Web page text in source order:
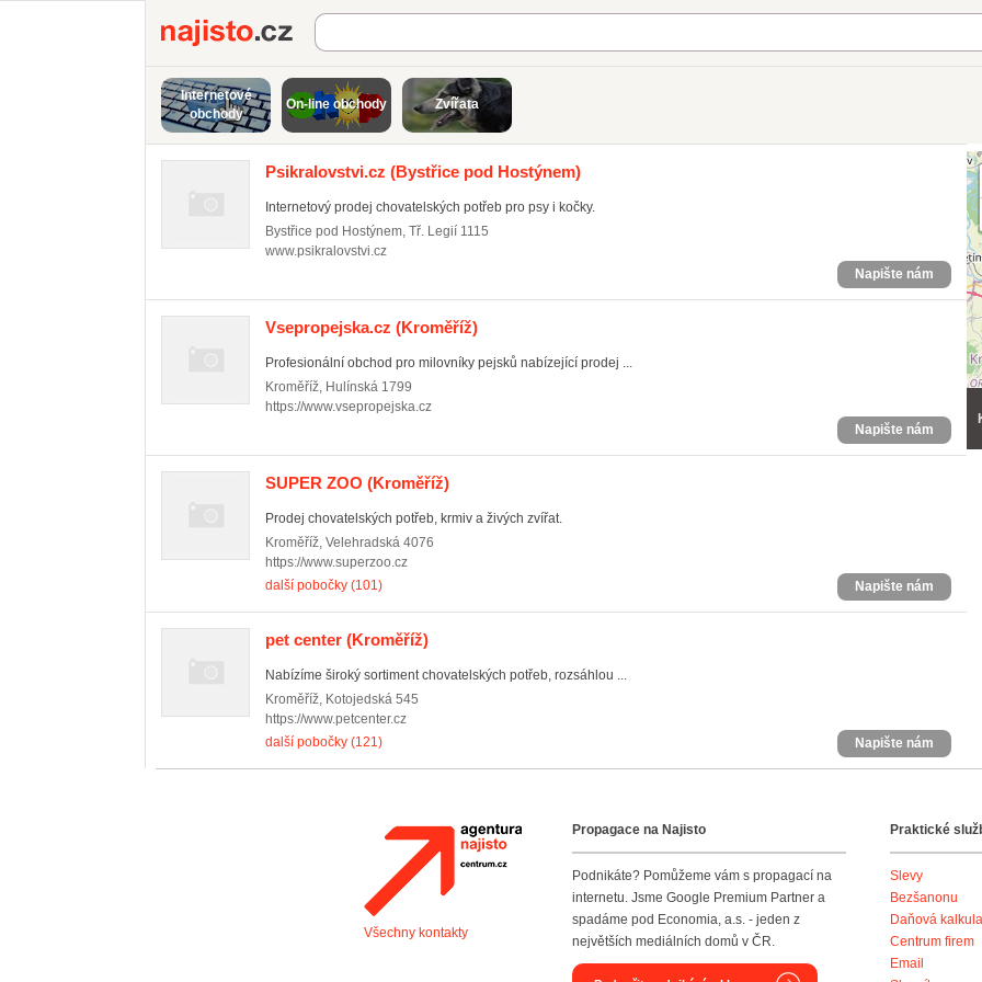
Najisto.cz
Internetové
obchody
On-line obchody Zvířata
Psikralovstvi.cz (Bystřice pod Hostýnem)
Internetový prodej chovatelských potřeb pro psy i kočky.
Bystřice pod Hostýnem, Tř. Legií 1115
www.psikralovstvi.cz
Napište nám
Vsepropejska.cz (Kroměříž)
Profesionální obchod pro milovníky pejsků nabízející prodej ...
Kroměříž, Hulínská 1799
https://www.vsepropejska.cz
Napište nám
SUPER ZOO (Kroměříž)
Prodej chovatelských potřeb, krmiv a živých zvířat.
Kroměříž, Velehradská 4076
https://www.superzoo.cz
další pobočky (101)
Napište nám
pet center (Kroměříž)
Nabízíme široký sortiment chovatelských potřeb, rozsáhlou ...
Kroměříž, Kotojedská 545
https://www.petcenter.cz
další pobočky (121)
Napište nám
Agentura Najisto
Všechny kontakty
Propagace na Najisto
Podnikáte? Pomůžeme vám s propagací na
internetu. Jsme Google Premium Partner a
spadáme pod Economia, a.s. - jeden z
největších mediálních domů v ČR.
Praktické
Slevy
Bezšanonu
Daňová
Centrum firem
Email